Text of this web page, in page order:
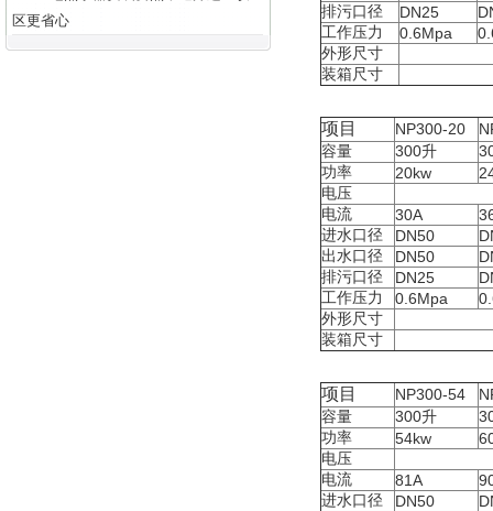
区更省心
排污口径 DN25
工作压力
0.6Mpa
外形尺寸
装箱尺寸
项目 NP300-20
容量
300升
功率
20kw
电压
电流
30A
进水口径
DN50
出水口径
DN50
排污口径
DN25
工作压力
0.6Mpa
外形尺寸
装箱尺寸
项目 NP300-54
容量
300升
功率
54kw
电压
电流
81A
进水口径
DN50